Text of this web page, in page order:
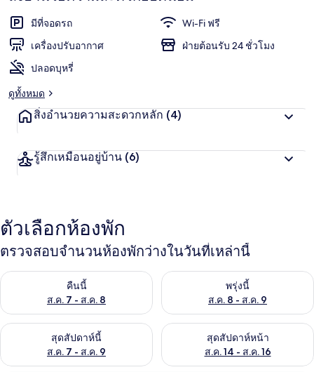
มีที่จอดรถ
Wi-Fi ฟรี
เครื่องปรับอากาศ
ฝ่ายต้อนรับ 24 ชั่วโมง
ปลอดบุหรี่
ดูทั้งหมด
สิ่งอำนวยความสะดวกหลัก (4)
รู้สึกเหมือนอยู่บ้าน (6)
ตัวเลือกห้องพัก
ตรวจสอบจำนวนห้องพักว่างในวันที่เหล่านี้
คืนนี้
ส.ค. 7 - ส.ค. 8
ตรวจสอบจำนวนห้องพักว่างในคืนนี้ ส.ค. 7 - ส.ค. 8พรุ่งนี้
ส.ค. 8 - ส.ค. 9
ตรวจสอบจำนวนห้องพักว่างใน
สุดสัปดาห์นี้
ส.ค. 7 - ส.ค. 9
ตรวจสอบจำนวนห้องพักว่างในสุดสัปดาห์นี้ ส.ค. 7 - ส.ค. 9
สุดสัปดาห์หน้า
ส.ค. 14 - ส.ค. 16
ตรวจสอบจำนวนห้องพักว่างใน